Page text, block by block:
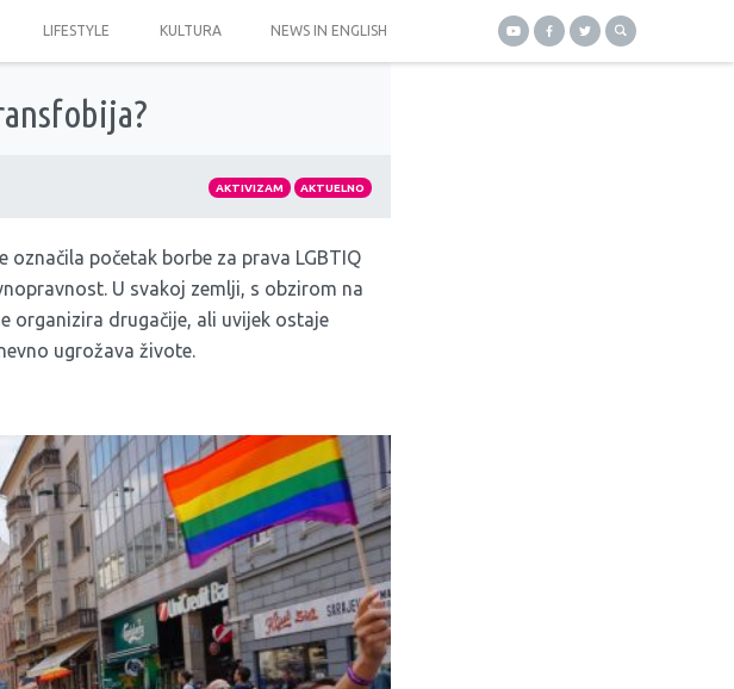
LIFESTYLE KULTURA NEWS IN ENGLISH
AKTIVIZAM AKTUELNO
početak borbe za prava LGBTIQ
U svakoj zemlji, s obzirom na
organizira drugačije, ali uvijek ostaje
ugrožava živote.